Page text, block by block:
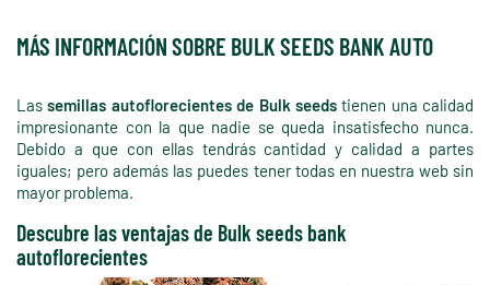
MÁS INFORMACIÓN SOBRE BULK SEEDS BANK AUTO
Lassemillas autoflorecientes de Bulk seedstienen una calidad
impresionante con la que nadie se queda insatisfecho nunca.
Debido a que con ellas tendrás cantidad y calidad a partes
iguales; pero además las puedes tener todas en nuestra web sin
mayor problema.
Descubre las ventajas de Bulk seeds bank
autoflorecientes